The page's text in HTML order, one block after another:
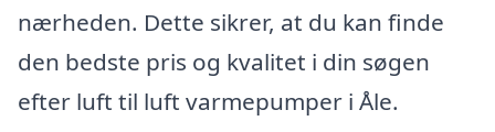
nærheden. Dette sikrer, at du kan finde
den bedste pris og kvalitet i din søgen
efter luft til luft varmepumper i Åle.